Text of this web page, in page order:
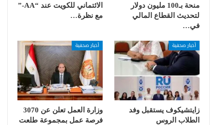
منحة بـ100 مليون دولار
لتحديث القطاع المالي
في…
الائتماني للكويت عند “AA-”
مع نظرة…
أخبار صحفية
زايتشيكوف يستقبل وفد
الطلاب الروس
أخبار صحفية
وزارة العمل تعلن عن 3070
فرصة عمل بمجموعة طلعت